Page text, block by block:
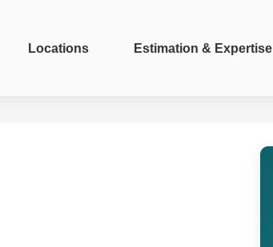
Locations Estimation & Expertise